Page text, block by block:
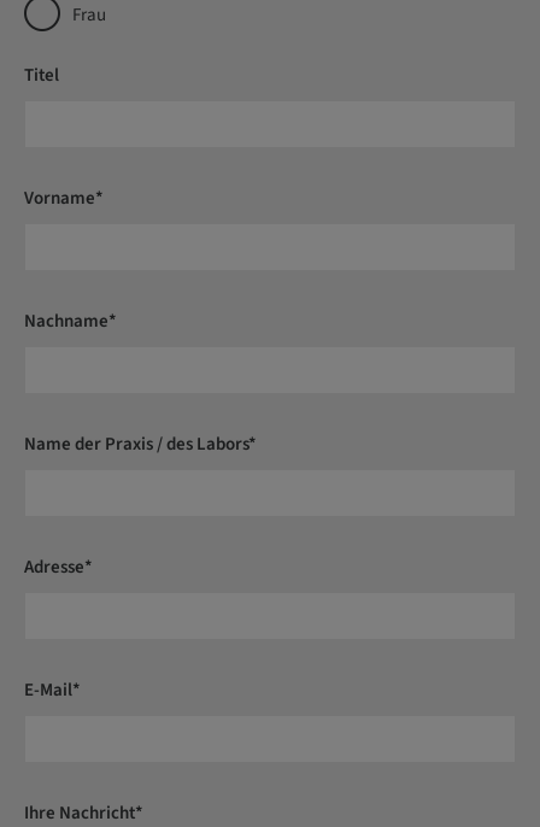
Frau
Titel
Vorname*
Nachname*
Name der Praxis / des Labors*
Adresse*
E-Mail*
Ihre Nachricht*